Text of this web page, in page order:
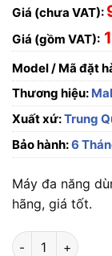
Giá (chưa VAT):
Giá (gồm VAT):
Model / Mã đặt
Thương hiệu:
Xuất xứ:Trung
Bảo hành:6
Máy đa năng
hãng, giá tốt.
Máy đa năng